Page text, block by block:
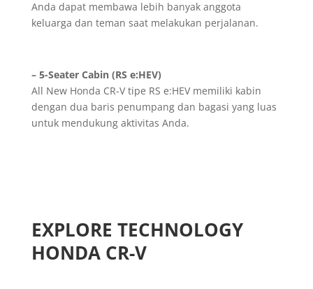
Anda dapat membawa lebih banyak anggota
keluarga dan teman saat melakukan perjalanan.
– 5-Seater Cabin (RS e:HEV)
All New Honda CR-V tipe RS e:HEV memiliki kabin
dengan dua baris penumpang dan bagasi yang luas
untuk mendukung aktivitas Anda.
EXPLORE TECHNOLOGY
HONDA CR-V